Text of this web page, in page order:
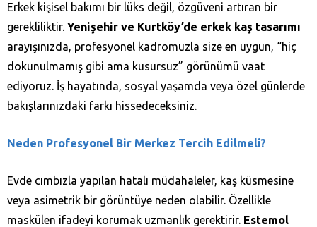
Erkek kişisel bakımı bir lüks değil, özgüveni artıran bir
gerekliliktir. Yenişehir ve Kurtköy’de erkek kaş tasarımı
arayışınızda, profesyonel kadromuzla size en uygun, “hiç
dokunulmamış gibi ama kusursuz” görünümü vaat
ediyoruz. İş hayatında, sosyal yaşamda veya özel günlerde
bakışlarınızdaki farkı hissedeceksiniz.
Neden Profesyonel Bir Merkez Tercih Edilmeli?
Evde cımbızla yapılan hatalı müdahaleler, kaş küsmesine
veya asimetrik bir görüntüye neden olabilir. Özellikle
maskülen ifadeyi korumak uzmanlık gerektirir. Estemol